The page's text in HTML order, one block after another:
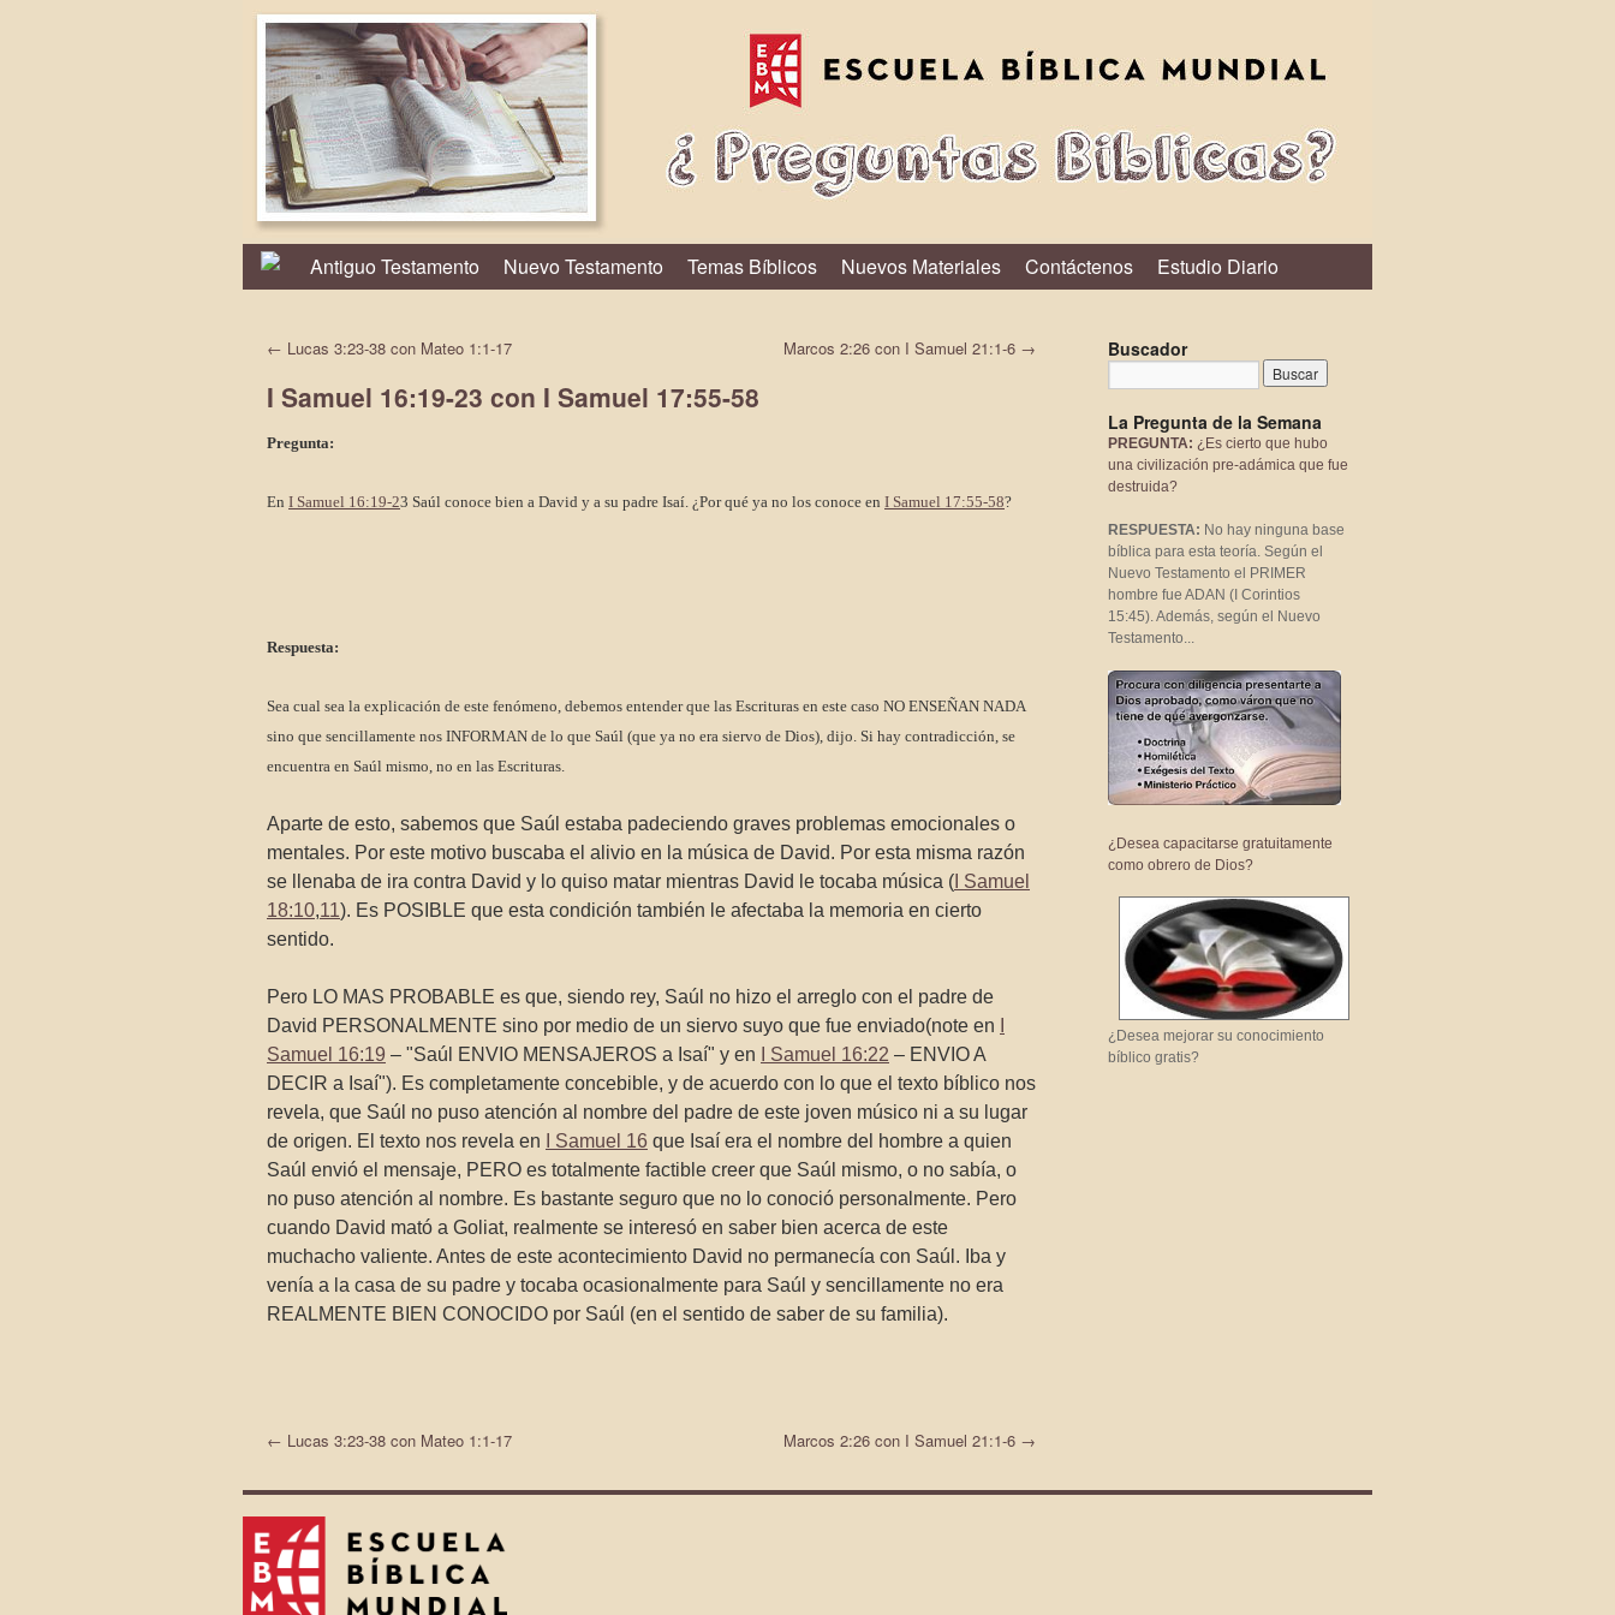
Antiguo Testamento Nuevo Testamento Temas Bíblicos Nuevos Materiales Contáctenos Estudio Diario
← Lucas 3:23-38 con Mateo 1:1-17 Marcos 2:26 con I Samuel 21:1-6 →
I Samuel 16:19-23 con I Samuel 17:55-58
Pregunta:
En I Samuel 16:19-23 Saúl conoce bien a David y a su padre Isaí. ¿Por qué ya no los conoce en I Samuel 17:55-58?
Respuesta:
Sea cual sea la explicación de este fenómeno, debemos entender que las Escrituras en este caso NO ENSEÑAN NADA
sino que sencillamente nos INFORMAN de lo que Saúl (que ya no era siervo de Dios), dijo. Si hay contradicción, se
encuentra en Saúl mismo, no en las Escrituras.
Aparte de esto, sabemos que Saúl estaba padeciendo graves problemas emocionales o
mentales. Por este motivo buscaba el alivio en la música de David. Por esta misma razón
se llenaba de ira contra David y lo quiso matar mientras David le tocaba música ( I Samuel
18:10,11). Es POSIBLE que esta condición también le afectaba la memoria en cierto
sentido.
Pero LO MAS PROBABLE es que, siendo rey, Saúl no hizo el arreglo con el padre de
David PERSONALMENTE sino por medio de un siervo suyo que fue enviado(note en
Samuel 16:19 – "Saúl ENVIO MENSAJEROS a Isaí" y en I Samuel 16:22 – ENVIO A
DECIR a Isaí"). Es completamente concebible, y de acuerdo con lo que el texto bíblico nos
revela, que Saúl no puso atención al nombre del padre de este joven músico ni a su lugar
de origen. El texto nos revela en
I Samuel 16 que Isaí era el nombre del hombre a quien
Saúl envió el mensaje, PERO es totalmente factible creer que Saúl mismo, o no sabía, o
no puso atención al nombre. Es bastante seguro que no lo conoció personalmente. Pero
cuando David mató a Goliat, realmente se interesó en saber bien acerca de este
muchacho valiente. Antes de este acontecimiento David no permanecía con Saúl. Iba y
venía a la casa de su padre y tocaba ocasionalmente para Saúl y sencillamente no era
REALMENTE BIEN CONOCIDO por Saúl (en el sentido de saber de su familia).
← Lucas 3:23-38 con Mateo 1:1-17 Marcos 2:26 con I Samuel 21:1-6 →
Buscador
La Pregunta de la Semana
PREGUNTA: ¿Es cierto que hubo
una civilización pre-adámica que fue
destruida?
RESPUESTA: No hay ninguna base
bíblica para esta teoría. Según el
Nuevo Testamento el PRIMER
hombre fue ADAN (I Corintios
15:45). Además, según el Nuevo
Testamento...
¿Desea capacitarse gratuitamente
como obrero de Dios?
¿Desea mejorar su conocimiento
bíblico gratis?